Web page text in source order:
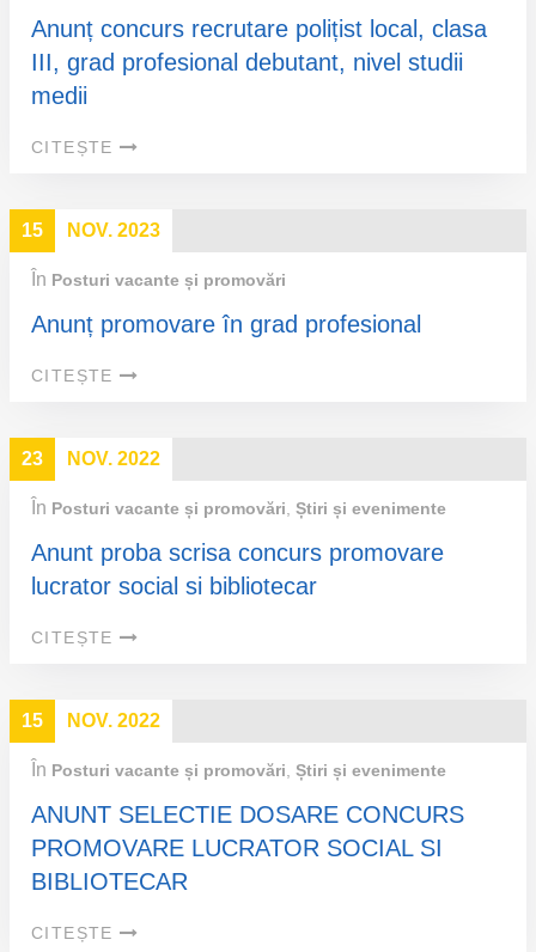
Anunț concurs recrutare polițist local, clasa
III, grad profesional debutant, nivel studii
medii
CITEȘTE
15 NOV. 2023
În Posturi vacante și promovări
Anunț promovare în grad profesional
CITEȘTE
23 NOV. 2022
În Posturi vacante și promovări Știri și evenimente
Anunt proba scrisa concurs promovare
lucrator social si bibliotecar
CITEȘTE
15 NOV. 2022
În Posturi vacante și promovări Știri și evenimente
ANUNT SELECTIE DOSARE CONCURS
PROMOVARE LUCRATOR SOCIAL SI
BIBLIOTECAR
CITEȘTE